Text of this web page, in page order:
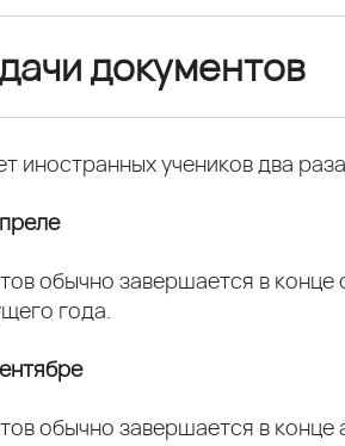
документов
иностранных учеников два
обычно завершается в конце
года.
обычно завершается в конце